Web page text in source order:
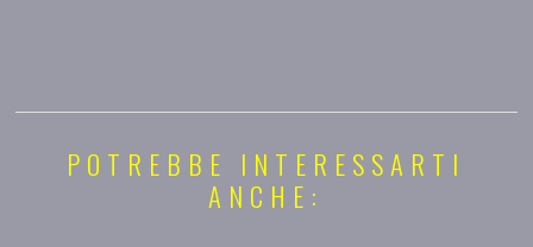
POTREBBE INTERESSARTI
ANCHE: